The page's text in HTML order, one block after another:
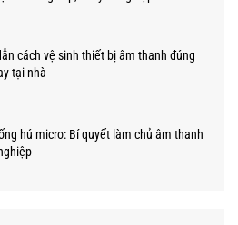
cách vệ sinh thiết bị âm thanh đúng
tại nhà
hú micro: Bí quyết làm chủ âm thanh